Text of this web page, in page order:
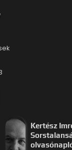
Kertész